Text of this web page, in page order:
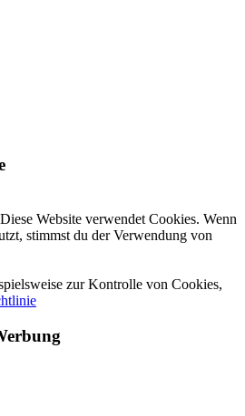
Website verwendet Cookies. Wenn
stimmst du der Verwendung von
zur Kontrolle von Cookies,